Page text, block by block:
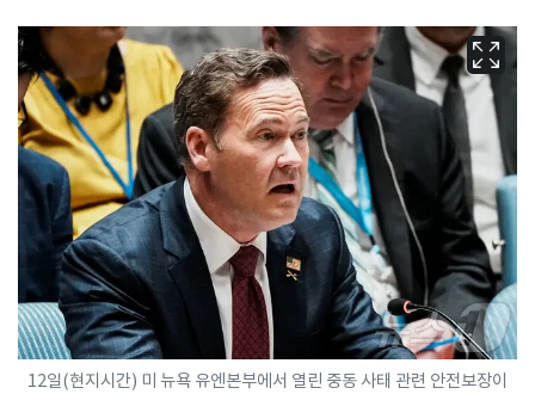
12일(현지시간) 미 뉴욕 유엔본부에서 열린 중동 사태 관련 안전보장이